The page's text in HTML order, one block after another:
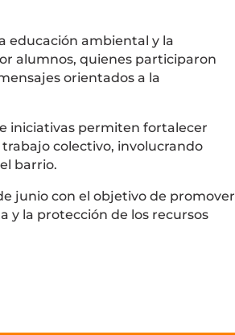
educación ambiental y la
alumnos, quienes participaron
orientados a la
iniciativas permiten fortalecer
colectivo, involucrando
barrio.
junio con el objetivo de promover
y la protección de los recursos